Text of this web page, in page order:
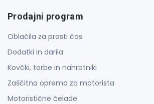
Prodajni program
Oblačila za prosti čas
Dodatki in darila
Kovčki, torbe in nahrbtniki
Zaščitna oprema za motorista
Motoristične čelade